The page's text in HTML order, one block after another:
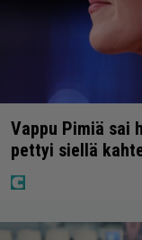
Vappu Pimiä sai
pettyi siellä